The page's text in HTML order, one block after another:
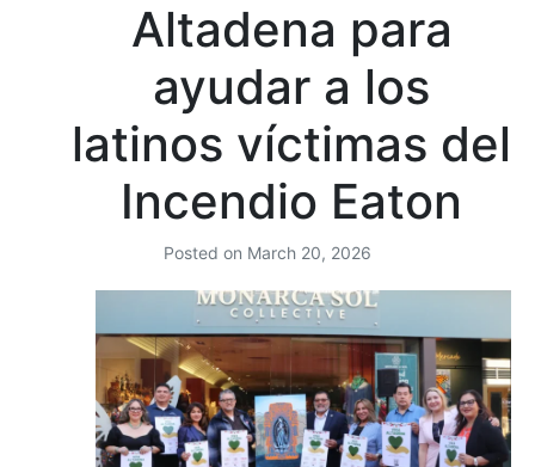
Altadena para
ayudar a los
latinos víctimas del
Incendio Eaton
Posted on March 20, 2026